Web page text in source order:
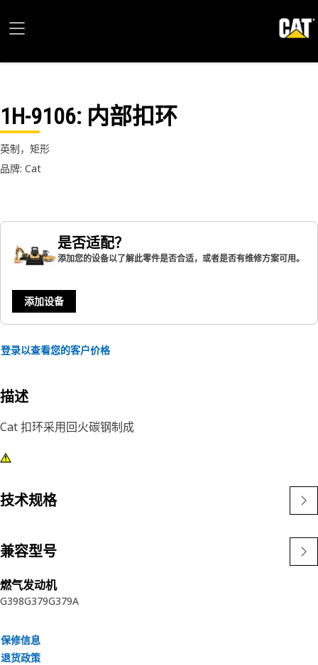
1H-9106: 内部扣环
英制，矩形
品牌: Cat
是否适配？
添加您的设备以了解此零件是否合适，或者是否有维修方案可用。
添加设备
登录以查看您的客户价格
描述
Cat 扣环采用回火碳钢制成
技术规格
兼容型号
燃气发动机
G398G379G379A
保修信息
退货政策